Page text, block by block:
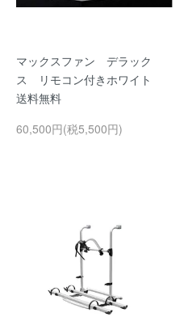
マックスファン デラック
ス リモコン付きホワイト
送料無料
60,500円(税5,500円)